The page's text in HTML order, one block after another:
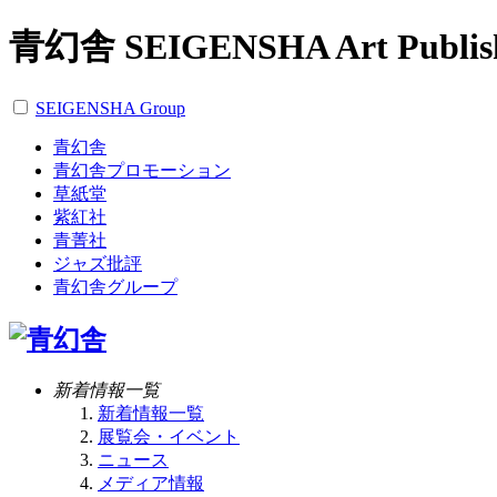
青幻舎 SEIGENSHA Art
SEIGENSHA Group
青幻舎
青幻舎プロモーション
草紙堂
紫紅社
青菁社
ジャズ批評
青幻舎グループ
新着情報一覧
新着情報一覧
展覧会・イベント
ニュース
メディア情報